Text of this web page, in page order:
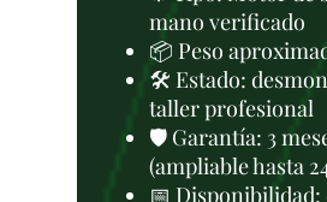
mano verificado
📦 Peso
🛠 Estado:
taller profesional
🛡️ Garantía: 3
(ampliable hasta
📅 Disponibilidad: